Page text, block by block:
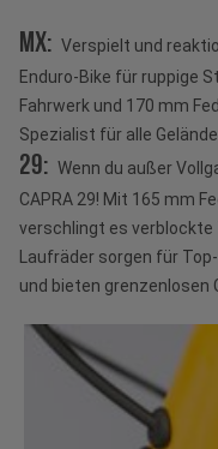
MX: Verspielt und
Enduro-Bike für ruppige
Fahrwerk und 170 mm
Spezialist für alle
29: Wenn du außer
CAPRA 29! Mit 165 mm
verschlingt es verblockte
Laufräder sorgen für
und bieten grenzenlosen